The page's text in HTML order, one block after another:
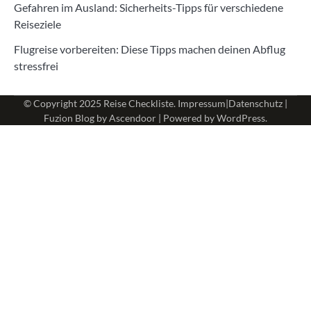
Gefahren im Ausland: Sicherheits-Tipps für verschiedene
Reiseziele
Flugreise vorbereiten: Diese Tipps machen deinen Abflug
stressfrei
© Copyright 2025 Reise Checkliste. Impressum|Datenschutz |
Fuzion Blog byAscendoor | Powered byWordPress.